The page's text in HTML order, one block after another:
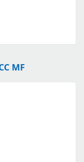
MF